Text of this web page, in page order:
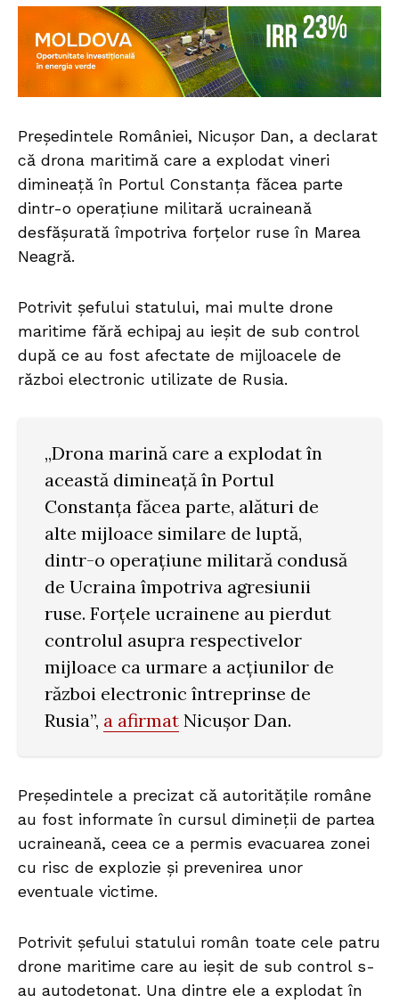
Președintele României, Nicușor Dan, a declarat
că drona maritimă care a explodat vineri
dimineață în Portul Constanța făcea parte
dintr-o operațiune militară ucraineană
desfășurată împotriva forțelor ruse în Marea
Neagră.
Potrivit șefului statului, mai multe drone
maritime fără echipaj au ieșit de sub control
după ce au fost afectate de mijloacele de
război electronic utilizate de Rusia.
„Drona marină care a explodat în
această dimineață în Portul
Constanța făcea parte, alături de
alte mijloace similare de luptă,
dintr-o operațiune militară condusă
de Ucraina împotriva agresiunii
ruse. Forțele ucrainene au pierdut
controlul asupra respectivelor
mijloace ca urmare a acțiunilor de
război electronic întreprinse de
Rusia”, a afirmat Nicușor Dan.
Președintele a precizat că autoritățile române
au fost informate în cursul dimineții de partea
ucraineană, ceea ce a permis evacuarea zonei
cu risc de explozie și prevenirea unor
eventuale victime.
Potrivit șefului statului român toate cele patru
drone maritime care au ieșit de sub control s-
au autodetonat. Una dintre ele a explodat în